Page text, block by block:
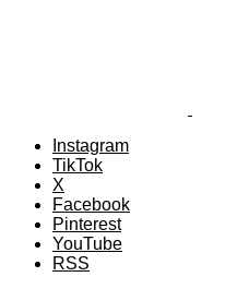
Instagram
TikTok
X
Facebook
Pinterest
YouTube
RSS